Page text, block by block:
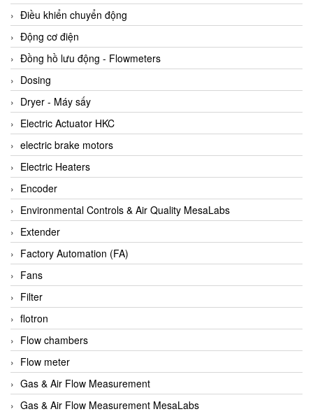
Ametek
AMPTRON Vietnam
AND Vietnam
ANDERSON-NEGELE
ANDILOG Technologies Vietnam
Anritsu
ANTEC S.A
Antico pumps
Anybus/ HMS
AOBEN
Apex Dynamics Vietnam
Apex Dynamics Vietnam
Apiste
APLISENS VietNam
Apollo Fire
Appleton
AQ Matic
Aqualabo Vietnam
Aquametro
Điều khiển chuyển động
Động cơ điện
Đồng hồ lưu động - Flowmeters
Dosing
Dryer - Máy sấy
Electric Actuator HKC
electric brake motors
Electric Heaters
Encoder
Environmental Controls & Air Quality MesaLabs
Extender
Factory Automation (FA)
Fans
Filter
flotron
Flow chambers
Flow meter
Gas & Air Flow Measurement
Gas & Air Flow Measurement MesaLabs